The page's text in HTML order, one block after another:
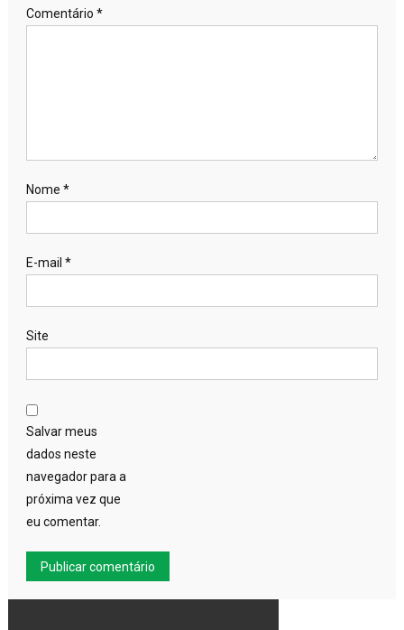
Comentário *
Nome *
E-mail *
Site
Salvar meus
dados neste
navegador para a
próxima vez que
eu comentar.